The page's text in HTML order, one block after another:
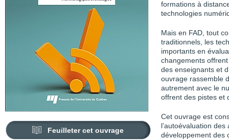
Feuilleter cet ouvrage
formations à
technologies
Mais en FAD, tout
traditionnels, les
importants en
changements
des enseignants et
ouvrage rassemble
autrement avec le
offrent des pistes et
Cet ouvrage est
l’autoévaluation
développement des